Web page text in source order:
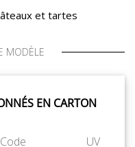
et tartes
MODÈLE
EN CARTON
Code
UV